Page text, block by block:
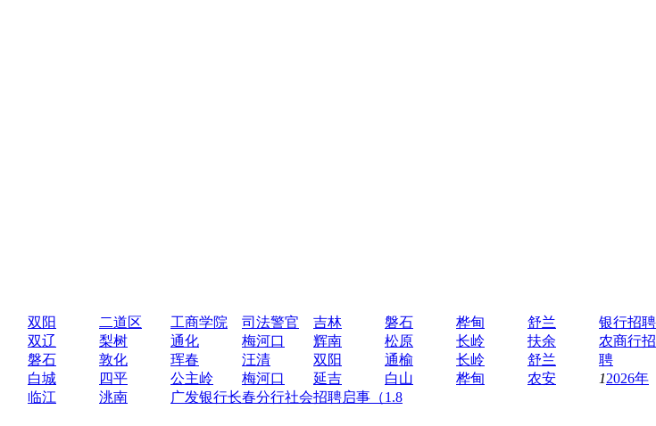
双阳 二道区 工商学院 司法警官 吉林 磐石 桦甸
舒兰
双辽 梨树 通化 梅河口 辉南 松原 长岭
扶余
磐石 敦化 珲春 汪清 双阳 通榆 长岭
舒兰
白城 四平 公主岭 梅河口 延吉 白山 桦甸
农安
临江 洮南
银行招聘
农商行招
聘
12026年
广发银行长春分行社会招聘启事（1.8